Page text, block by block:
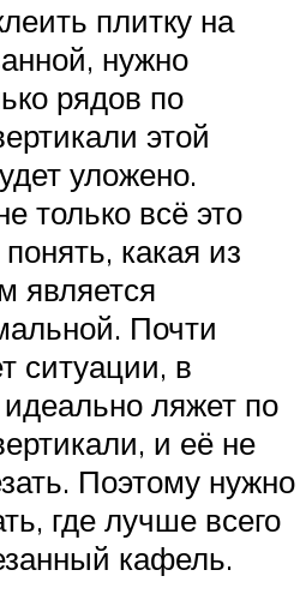
плитку на
нужно
рядов по
этой
уложено.
только всё это
какая из
является
Почти
ситуации, в
ляжет по
и её не
Поэтому нужно
где лучше всего
кафель.